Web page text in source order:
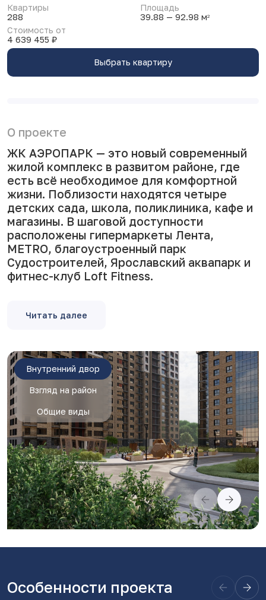
Квартиры
288
Площадь
39.88 — 92.98 м2
Стоимость от
4 639 455 ₽
Выбрать квартиру
О проекте
ЖК АЭРОПАРК — это новый современный
жилой комплекс в развитом районе, где
есть всё необходимое для комфортной
жизни. Поблизости находятся четыре
детских сада, школа, поликлиника, кафе и
магазины. В шаговой доступности
расположены гипермаркеты Лента,
METRO, благоустроенный парк
Судостроителей, Ярославский аквапарк и
фитнес-клуб Loft Fitness.
Читать далее
Внутренний двор
Взгляд на район
Общие виды
Особенности проекта